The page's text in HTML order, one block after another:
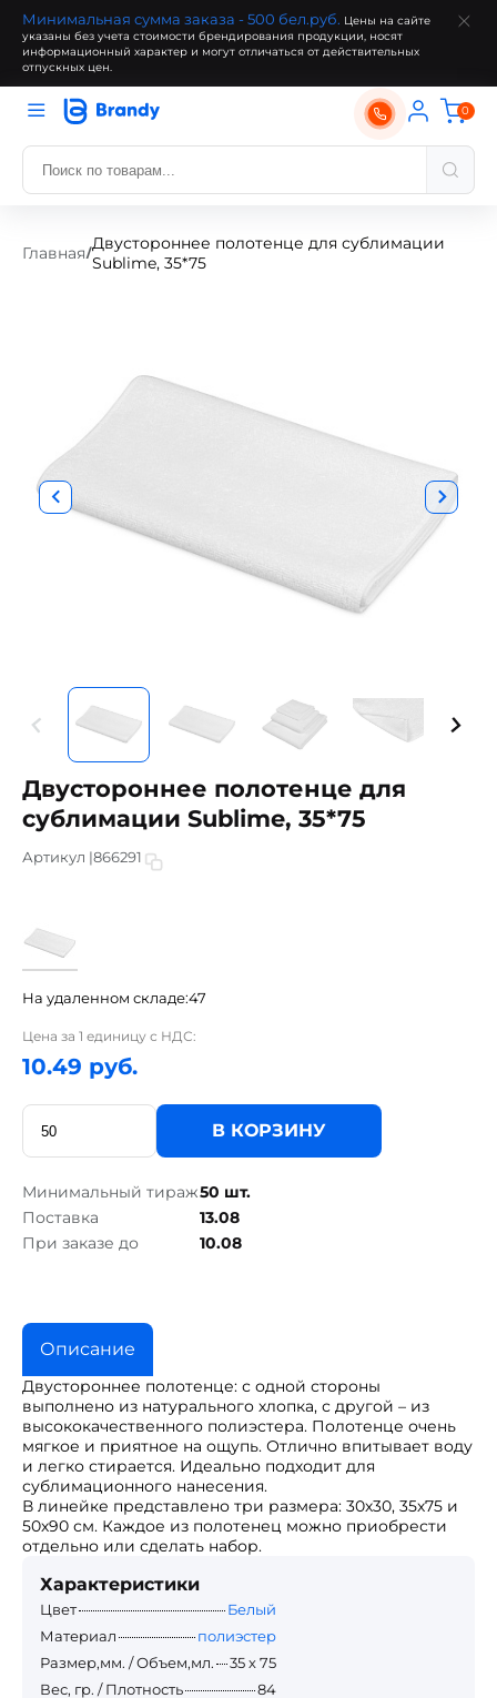
Минимальная сумма заказа - 500 бел.руб. Цены на сайте
указаны без учета стоимости брендирования продукции, носят
информационный характер и могут отличаться от действительных
отпускных цен.
0
Главная/
Двустороннее полотенце для сублимации
Sublime, 35*75
Двустороннее полотенце для
сублимации Sublime, 35*75
Артикул |866291
На удаленном складе:47
Цена за 1 единицу с НДС:
10.49 руб.
В КОРЗИНУ
Минимальный тираж50 шт.
Поставка
13.08
При заказе до
10.08
Описание
Двустороннее полотенце: с одной стороны
выполнено из натурального хлопка, с другой – из
высококачественного полиэстера. Полотенце очень
мягкое и приятное на ощупь. Отлично впитывает воду
и легко стирается. Идеально подходит для
сублимационного нанесения.
В линейке представлено три размера: 30х30, 35х75 и
50х90 см. Каждое из полотенец можно приобрести
отдельно или сделать набор.
Характеристики
Цвет
Белый
Материал
полиэстер
Размер,мм. / Объем,мл.
35 х 75
Вес, гр. / Плотность
84